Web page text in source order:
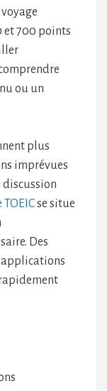
et 700 points
ou un
plus
imprévues
discussion
TOEICse situe
Des
applications